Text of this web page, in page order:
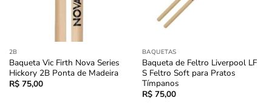
2B
Baqueta Vic Firth Nova Series
Hickory 2B Ponta de Madeira
R$75,00
BAQUETAS
Baqueta de Feltro Liverpool LF
S Feltro Soft para Pratos
Tímpanos
R$75,00